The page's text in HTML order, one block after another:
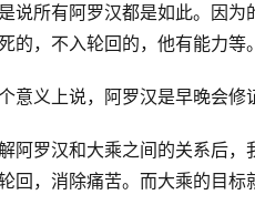
说所有阿罗汉都是如此。因
的，不入轮回的，他有能力
意义上说，阿罗汉是早晚会修
阿罗汉和大乘之间的关系后，
回，消除痛苦。而大乘的目标